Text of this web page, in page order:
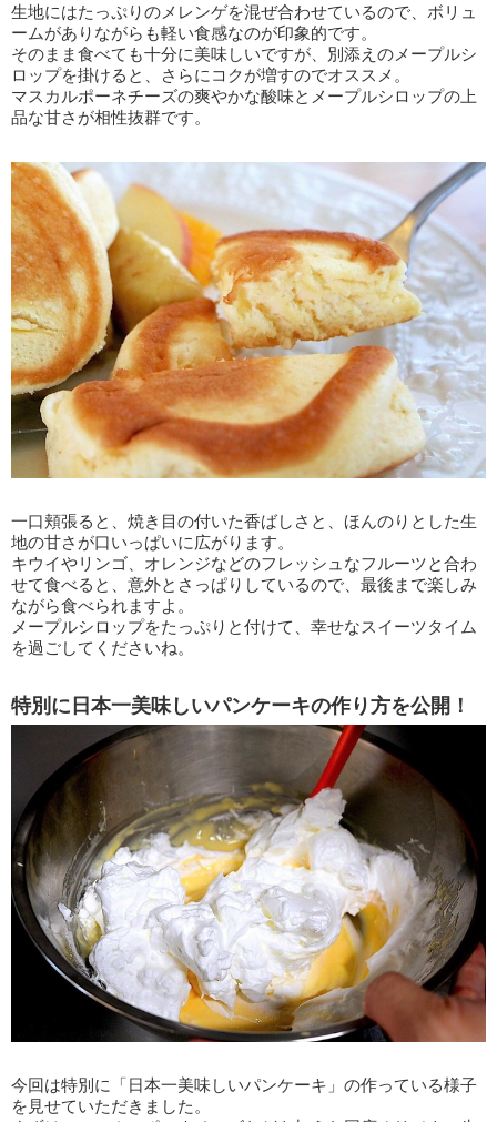
生地にはたっぷりのメレンゲを混ぜ合わせているので、ボリュ
ームがありながらも軽い食感なのが印象的です。
そのまま食べても十分に美味しいですが、別添えのメープルシ
ロップを掛けると、さらにコクが増すのでオススメ。
マスカルポーネチーズの爽やかな酸味とメープルシロップの上
品な甘さが相性抜群です。
一口頬張ると、焼き目の付いた香ばしさと、ほんのりとした生
地の甘さが口いっぱいに広がります。
キウイやリンゴ、オレンジなどのフレッシュなフルーツと合わ
せて食べると、意外とさっぱりしているので、最後まで楽しみ
ながら食べられますよ。
メープルシロップをたっぷりと付けて、幸せなスイーツタイム
を過ごしてくださいね。
特別に日本一美味しいパンケーキの作り方を公開！
今回は特別に「日本一美味しいパンケーキ」の作っている様子
を見せていただきました。